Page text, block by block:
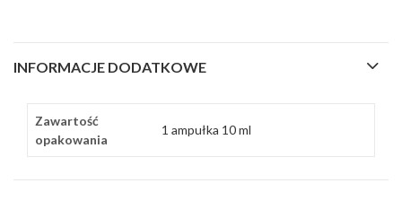
INFORMACJE DODATKOWE
Zawartość
opakowania
1 ampułka 10 ml